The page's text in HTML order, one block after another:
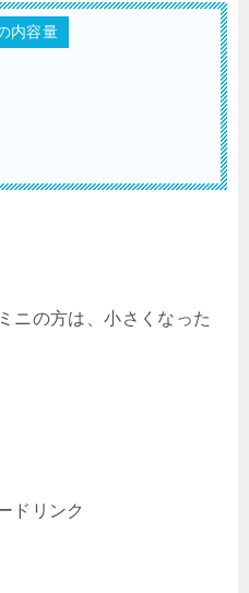
内容量
ニの方は、小さくなった
ドリンク